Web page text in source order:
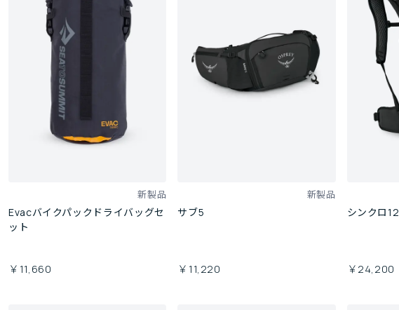
新製品
Evacバイクパックドライバッグセ
ット
￥11,660
新製品
サブ5
￥11,220
シンクロ12
￥24,200